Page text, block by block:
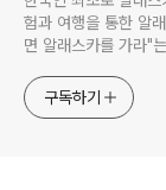
험과 여행을 통한 알
면 알래스카를 가라"
기도 합니다. 젖과 꿀이 흐르는
립다면 언제라도 알래
구독하기